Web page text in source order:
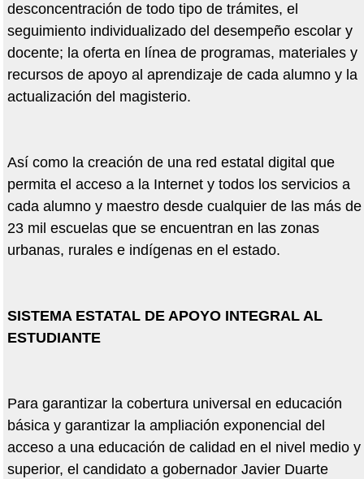
desconcentración de todo tipo de trámites, el
seguimiento individualizado del desempeño escolar y
docente; la oferta en línea de programas, materiales y
recursos de apoyo al aprendizaje de cada alumno y la
actualización del magisterio.
Así como la creación de una red estatal digital que
permita el acceso a la Internet y todos los servicios a
cada alumno y maestro desde cualquier de las más de
23 mil escuelas que se encuentran en las zonas
urbanas, rurales e indígenas en el estado.
SISTEMA ESTATAL DE APOYO INTEGRAL AL
ESTUDIANTE
Para garantizar la cobertura universal en educación
básica y garantizar la ampliación exponencial del
acceso a una educación de calidad en el nivel medio y
superior, el candidato a gobernador Javier Duarte